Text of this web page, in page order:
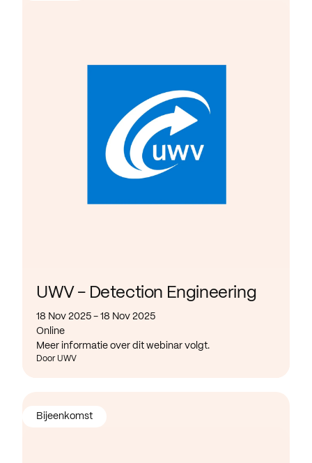
UWV - Detection Engineering
18 Nov 2025 - 18 Nov 2025
Online
Meer informatie over dit webinar volgt.
Door UWV
Bijeenkomst